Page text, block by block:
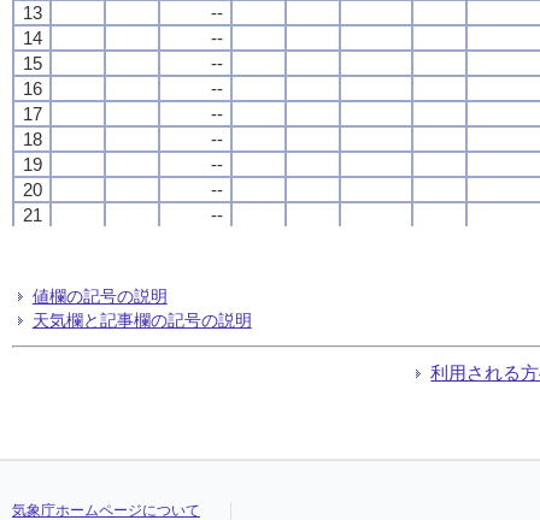
13
--
14
--
15
--
16
--
17
--
18
--
19
--
20
--
21
--
24
13
--
14
--
15
--
16
--
17
--
18
--
19
--
20
--
21
--
24
13
--
14
--
15
--
16
--
17
--
18
--
19
--
20
--
21
--
24
13
--
14
--
15
--
16
--
17
--
18
--
19
--
20
--
21
--
24
値欄の記号の説明
天気欄と記事欄の記号の説明
利用される
気象庁ホームページについて